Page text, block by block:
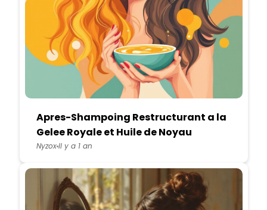
Apres-Shampoing Restructurant a la
Gelee Royale et Huile de Noyau
d'Abricot
NyzoxIl y a 1 an